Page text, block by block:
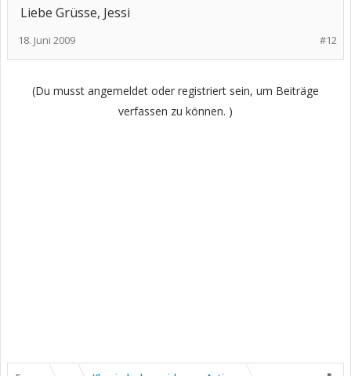
Liebe Grüsse, Jessi
#12
18. Juni 2009
(Du musst angemeldet oder registriert sein, um Beiträge
verfassen zu können. )